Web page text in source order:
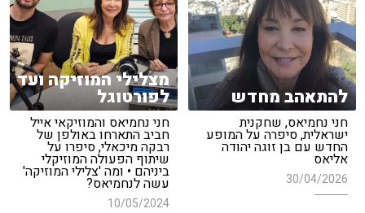
להתאהב מחדש
חני נחמיאס, שחקנית
ישראלית, סיפרה על המופע
החדש עם בן זוגה יהודה
אליאס
30/04/2026
מצלילי המוזיקה ועד
לפורטוגל
חני נחמיאס והמוזיקאי אייל
חביב התארחו באולפן של
רבקה מיכאלי, סיפרו על
שיתוף הפעולה המוזיקלי
ביניהם • ומה 'צלילי המוזיקה'
עשה לנחמיאס?
10/05/2024